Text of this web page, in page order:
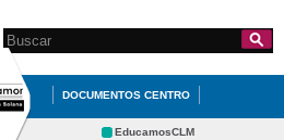
Formulario de
búsqueda
Search this site
DOCUMENTOS CENTRO
ORIENTACIÓNEducamosCLM